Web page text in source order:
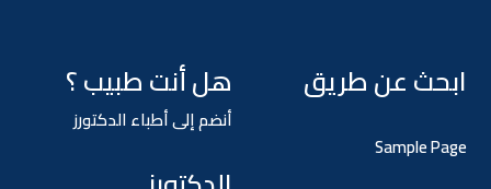
ابحث عن طريق
Sample Page
هل أنت طبيب ؟
أنضم إلى أطباء الدكتورز